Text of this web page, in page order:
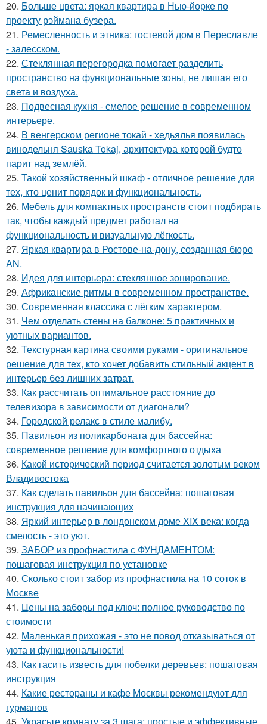
20. Больше цвета: яркая квартира в Нью-йорке по
проекту рэймана бузера.
21. Ремесленность и этника: гостевой дом в Переславле
- залесском.
22. Стеклянная перегородка помогает разделить
пространство на функциональные зоны, не лишая его
света и воздуха.
23. Подвесная кухня - смелое решение в современном
интерьере.
24. В венгерском регионе токай - хедьялья появилась
винодельня Sauska Tokaj, архитектура которой будто
парит над землёй.
25. Такой хозяйственный шкаф - отличное решение для
тех, кто ценит порядок и функциональность.
26. Мебель для компактных пространств стоит подбирать
так, чтобы каждый предмет работал на
функциональность и визуальную лёгкость.
27. Яркая квартира в Ростове-на-дону, созданная бюро
AN.
28. Идея для интерьера: стеклянное зонирование.
29. Африканские ритмы в современном пространстве.
30. Современная классика с лёгким характером.
31. Чем отделать стены на балконе: 5 практичных и
уютных вариантов.
32. Текстурная картина своими руками - оригинальное
решение для тех, кто хочет добавить стильный акцент в
интерьер без лишних затрат.
33. Как рассчитать оптимальное расстояние до
телевизора в зависимости от диагонали?
34. Городской релакс в стиле малибу.
35. Павильон из поликарбоната для бассейна:
современное решение для комфортного отдыха
36. Какой исторический период считается золотым веком
Владивостока
37. Как сделать павильон для бассейна: пошаговая
инструкция для начинающих
38. Яркий интерьер в лондонском доме XIX века: когда
смелость - это уют.
39. ЗАБОР из профнастила с ФУНДАМЕНТОМ:
пошаговая инструкция по установке
40. Сколько стоит забор из профнастила на 10 соток в
Москве
41. Цены на заборы под ключ: полное руководство по
стоимости
42. Маленькая прихожая - это не повод отказываться от
уюта и функциональности!
43. Как гасить известь для побелки деревьев: пошаговая
инструкция
44. Какие рестораны и кафе Москвы рекомендуют для
гурманов
45. Украсьте комнату за 3 шага: простые и эффективные